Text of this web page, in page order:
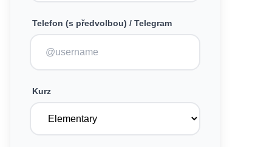
Telefon (s předvolbou) / Telegram
Kurz